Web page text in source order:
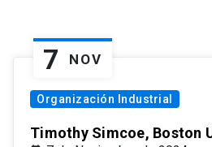
7 NOV
Organización Industrial
Timothy Simcoe, Boston